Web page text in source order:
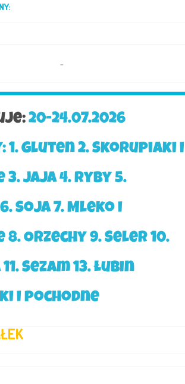
20-24.07.2026
1. Gluten 2. Skorupiaki i
3. Jaja 4. Ryby 5.
Soja 7. Mleko i
8. Orzechy 9. Seler 10.
Sezam 13. Łubin
i pochodne
–